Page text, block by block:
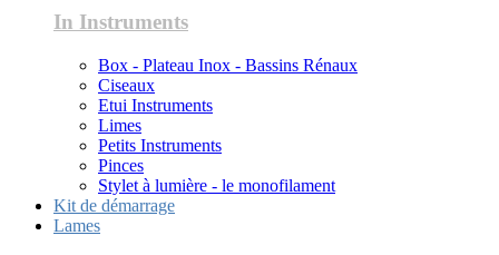
In Instruments
Box - Plateau Inox - Bassins Rénaux
Ciseaux
Etui Instruments
Limes
Petits Instruments
Pinces
Stylet à lumière - le monofilament
Kit de démarrage
Lames